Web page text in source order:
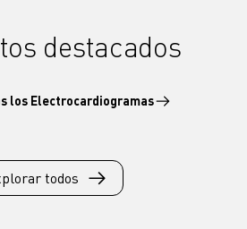
destacados
los Electrocardiogramas
todos